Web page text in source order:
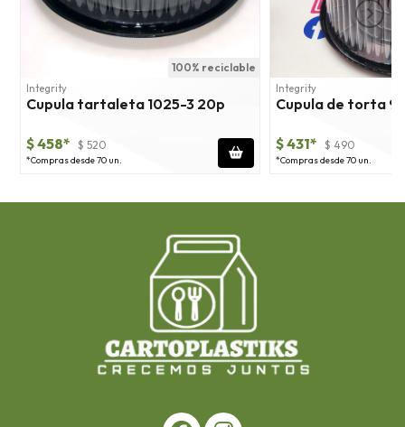
100% reciclable
Integrity
Cupula tartaleta 1025-3 20p
$ 458* $ 520
*Compras desde 70 un.
Integrity
Cupula de torta
$ 431* $ 490
*Compras desde 70 un.